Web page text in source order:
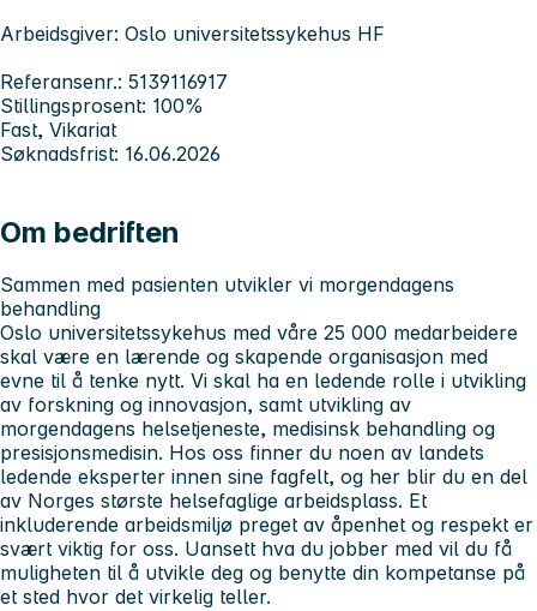
Arbeidsgiver: Oslo universitetssykehus HF
Referansenr.: 5139116917
Stillingsprosent: 100%
Fast, Vikariat
Søknadsfrist: 16.06.2026
Om bedriften
Sammen med pasienten utvikler vi morgendagens
behandling
Oslo universitetssykehus med våre 25 000 medarbeidere
skal være en lærende og skapende organisasjon med
evne til å tenke nytt. Vi skal ha en ledende rolle i utvikling
av forskning og innovasjon, samt utvikling av
morgendagens helsetjeneste, medisinsk behandling og
presisjonsmedisin. Hos oss finner du noen av landets
ledende eksperter innen sine fagfelt, og her blir du en del
av Norges største helsefaglige arbeidsplass. Et
inkluderende arbeidsmiljø preget av åpenhet og respekt er
svært viktig for oss. Uansett hva du jobber med vil du få
muligheten til å utvikle deg og benytte din kompetanse på
et sted hvor det virkelig teller.